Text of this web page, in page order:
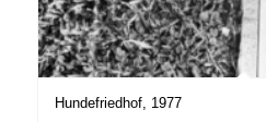
Hundefriedhof, 1977